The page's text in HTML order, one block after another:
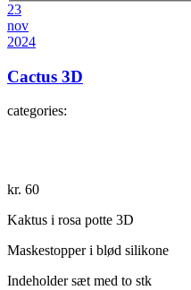
23
nov
2024
Cactus 3D
categories:
kr. 60
Kaktus i rosa potte 3D
Maskestopper i blød silikone
Indeholder sæt med to stk